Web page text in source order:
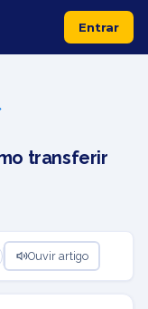
Entrar
transferir
Ouvir artigo